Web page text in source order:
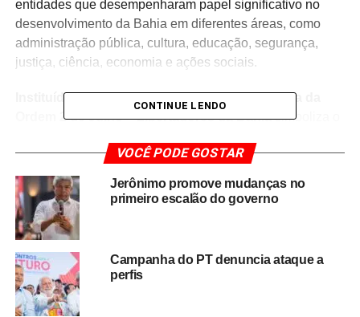
entidades que desempenharam papel significativo no
desenvolvimento da Bahia em diferentes áreas, como
administração pública, cultura, educação, segurança,
justiça, ciência, economia e ações sociais.
Instituída pela Lei nº 11.902, de 2010, aMedalha da
Ordem 2 de Julho – Libertadores da Bahiasimboliza o
que contribuíram de forma expressiva para o
fortalecimento da sociedade baiana e para a valorização
da história do estado.
A publicação no Diário Oficial formaliza a entrega da
personalidades e instituições que deixaram um legado de
serviços prestados à população.
uma das principais distinções concedidas pelo
CONTINUE LENDO
VOCÊ PODE GOSTAR
Jerônimo promove mudanças no
primeiro escalão do governo
Campanha do PT denuncia ataque a
perfis